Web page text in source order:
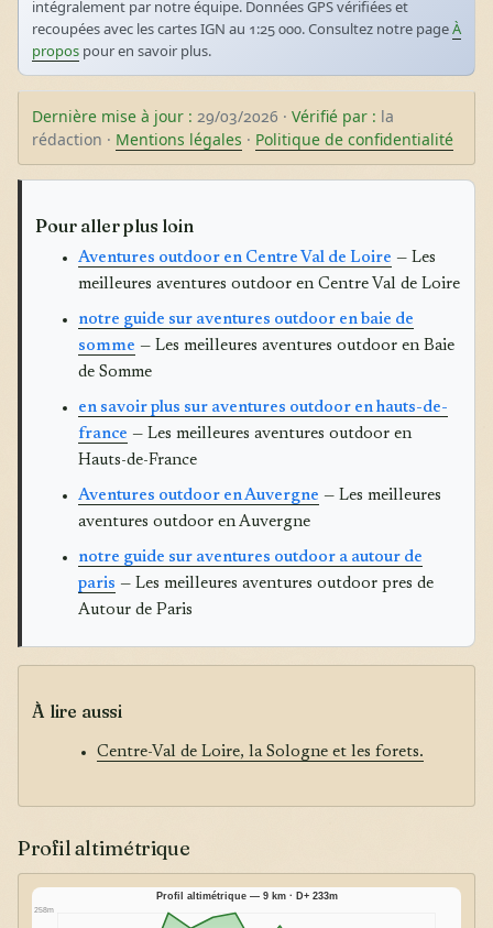
intégralement par notre équipe. Données GPS vérifiées et
recoupées avec les cartes IGN au 1:25 000. Consultez notre pageÀ
propos pour en savoir plus.
Dernière mise à jour : 29/03/2026 · Vérifié par : la
rédaction · Mentions légales · Politique de confidentialité
Pour aller plus loin
Aventures outdoor en Centre Val de Loire — Les
meilleures aventures outdoor en Centre Val de Loire
notre guide sur aventures outdoor en baie de
somme — Les meilleures aventures outdoor en Baie
de Somme
en savoir plus sur aventures outdoor en hauts-de-
france — Les meilleures aventures outdoor en
Hauts-de-France
Aventures outdoor en Auvergne — Les meilleures
aventures outdoor en Auvergne
notre guide sur aventures outdoor a autour de
paris — Les meilleures aventures outdoor pres de
Autour de Paris
À lire aussi
Centre-Val de Loire, la Sologne et les forets.
Profil altimétrique
258m
Profil altimétrique — 9 km · D+ 233m